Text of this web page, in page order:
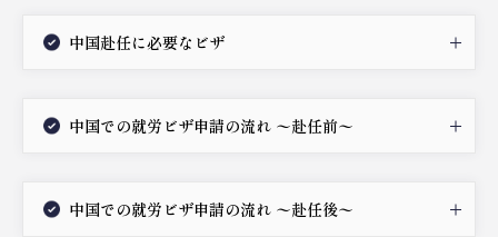
中国赴任に必要なビザ
中国での就労ビザ申請の流れ 〜赴任前〜
中国での就労ビザ申請の流れ 〜赴任後〜